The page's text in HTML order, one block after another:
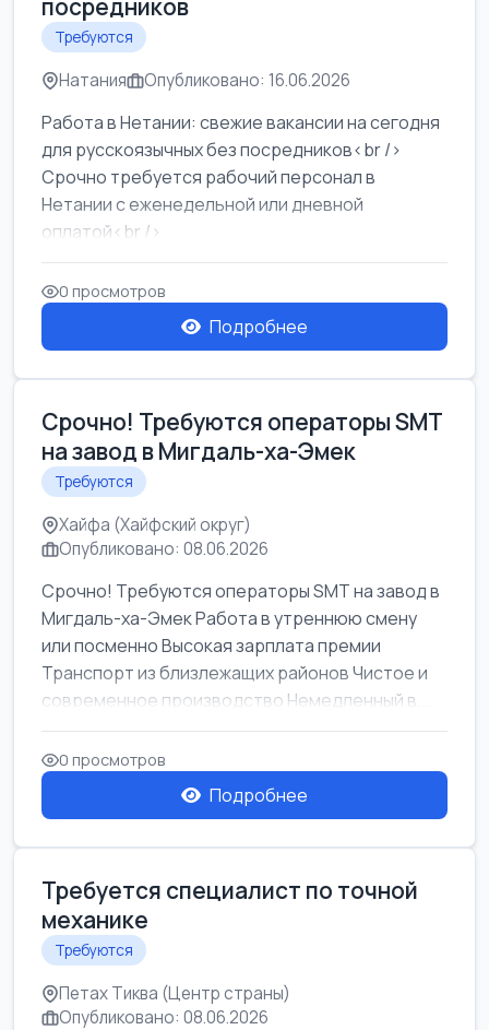
посредников
Требуются
Натания Опубликовано: 16.06.2026
Работа в Нетании: свежие вакансии на сегодня
для русскоязычных без посредников<br />
Срочно требуется рабочий персонал в
Нетании с еженедельной или дневной
оплатой<br />
Свежие вакансии в Нетании дл...
0 просмотров
Подробнее
Срочно! Требуются операторы SMT
на завод в Мигдаль-ха-Эмек
Требуются
Хайфа (Хайфский округ)
Опубликовано: 08.06.2026
Срочно! Требуются операторы SMT на завод в
Мигдаль-ха-Эмек Работа в утреннюю смену
или посменно Высокая зарплата премии
Транспорт из близлежащих районов Чистое и
современное производство Немедленный в...
0 просмотров
Подробнее
Требуется специалист по точной
механике
Требуются
Петах Тиква (Центр страны)
Опубликовано: 08.06.2026